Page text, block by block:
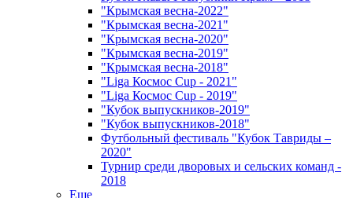
"Крымская весна-2022"
"Крымская весна-2021"
"Крымская весна-2020"
"Крымская весна-2019"
"Крымская весна-2018"
"Liga Космос Cup - 2021"
"Liga Космос Cup - 2019"
"Кубок выпускников-2019"
"Кубок выпускников-2018"
Футбольный фестиваль "Кубок Тавриды –
2020"
Турнир среди дворовых и сельских команд -
2018
Еще